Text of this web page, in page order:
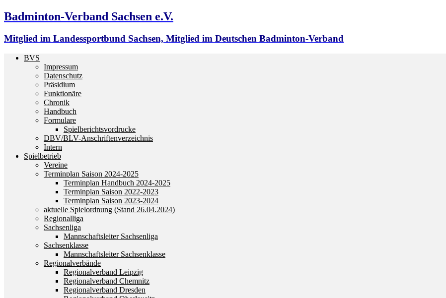
Badminton-Verband Sachsen e.V.
Mitglied im Landessportbund Sachsen, Mitglied im Deutschen Badminton-Verband
BVS
Impressum
Datenschutz
Präsidium
Funktionäre
Chronik
Handbuch
Formulare
Spielberichtsvordrucke
DBV/BLV-Anschriftenverzeichnis
Intern
Spielbetrieb
Vereine
Terminplan Saison 2024-2025
Terminplan Handbuch 2024-2025
Terminplan Saison 2022-2023
Terminplan Saison 2023-2024
aktuelle Spielordnung (Stand 26.04.2024)
Regionalliga
Sachsenliga
Mannschaftsleiter Sachsenliga
Sachsenklasse
Mannschaftsleiter Sachsenklasse
Regionalverbände
Regionalverband Leipzig
Regionalverband Chemnitz
Regionalverband Dresden